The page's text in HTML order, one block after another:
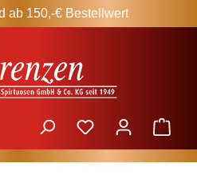
ab 150,-€ Bestellwert